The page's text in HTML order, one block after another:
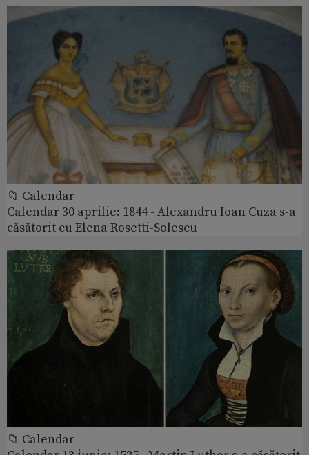
📁 Calendar
Calendar 30 aprilie: 1844 - Alexandru Ioan Cuza s-a
căsătorit cu Elena Rosetti-Solescu
📁 Calendar